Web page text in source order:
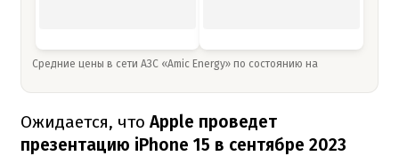
Средние цены в сети АЗС «Amic Energy» по состоянию на
Ожидается, что Apple проведет
презентацию iPhone 15 в сентябре 2023